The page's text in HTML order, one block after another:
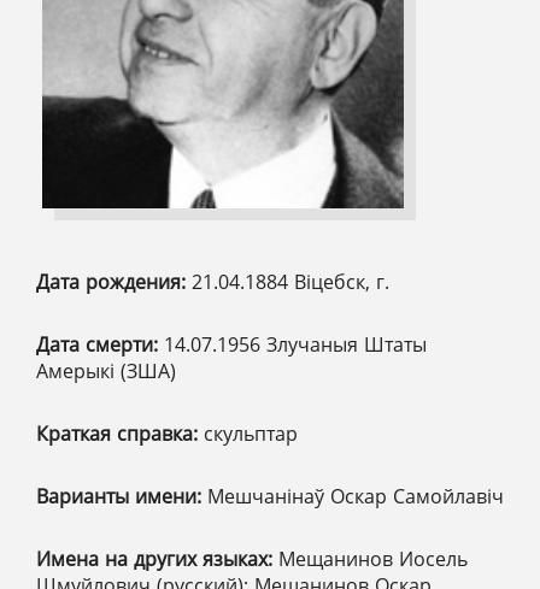
Дата рождения: 21.04.1884 Віцебск, г.
Дата смерти: 14.07.1956 Злучаныя Штаты
Амерыкі (ЗША)
Краткая справка: скульптар
Варианты имени: Мешчанінаў Оскар Самойлавіч
Имена на других языках: Мещанинов Иосель